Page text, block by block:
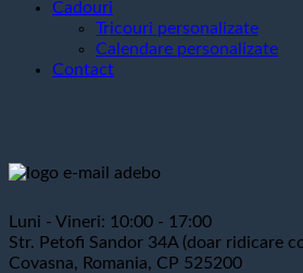
Cadouri
Tricouri personalizate
Calendare personalizate
Contact
Luni - Vineri: 10:00 - 17:00
Str. Petofi Sandor 34A (doar ridicare
Covasna, Romania, CP 525200